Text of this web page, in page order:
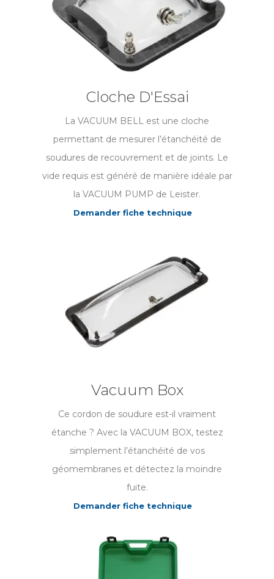
Cloche D'Essai
La VACUUM BELL est une cloche
permettant de mesurer l’étanchéité de
soudures de recouvrement et de joints. Le
vide requis est généré de manière idéale par
la VACUUM PUMP de Leister.
Demander fiche technique
Vacuum Box
Ce cordon de soudure est-il vraiment
étanche ? Avec la VACUUM BOX, testez
simplement l’étanchéité de vos
géomembranes et détectez la moindre
fuite.
Demander fiche technique